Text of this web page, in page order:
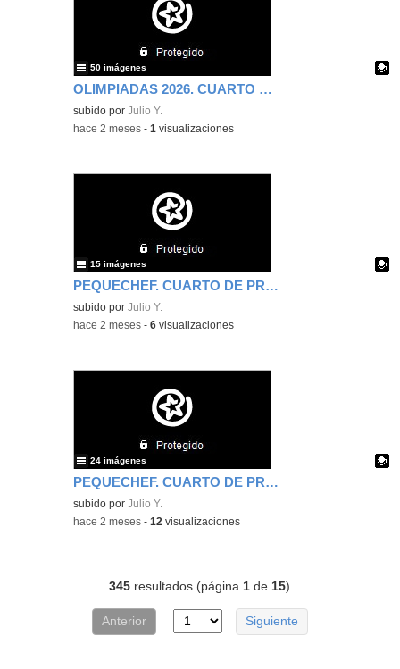
OLIMPIADAS 2026. CUARTO DE PRIMARIA. PRIMERA PARTE.
Contenido educativo.
subido porJulio Y.
50 imágenes
-hace 2 meses -1 visualizaciones
PEQUECHEF. CUARTO DE PRIMARIA. TERCERA PARTE.
Contenido educativo.
subido porJulio Y.
15 imágenes
-hace 2 meses -6 visualizaciones
PEQUECHEF. CUARTO DE PRIMARIA. SEGUNDA PARTE.
Contenido educativo.
subido porJulio Y.
24 imágenes
-hace 2 meses -12 visualizaciones
345 resultados (página1 de15)
Anterior Siguiente